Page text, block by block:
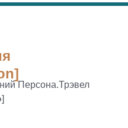
Персона.Трэвел
]